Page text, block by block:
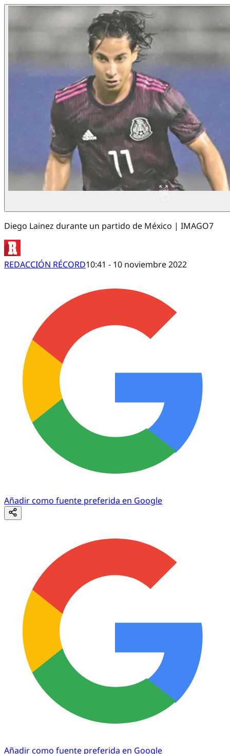
Diego Lainez durante un partido de México | IMAGO7
REDACCIÓN RÉCORD10:41 - 10 noviembre 2022
Añadir como fuente preferida en Google
Añadir como fuente preferida en Google